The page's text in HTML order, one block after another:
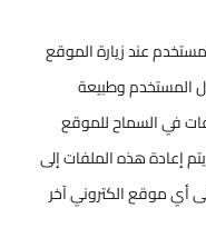
عند زيارة الموقع
المستخدم وطبيعة
في السماح للموقع
إعادة هذه الملفات إلى
أي موقع الكتروني آخر